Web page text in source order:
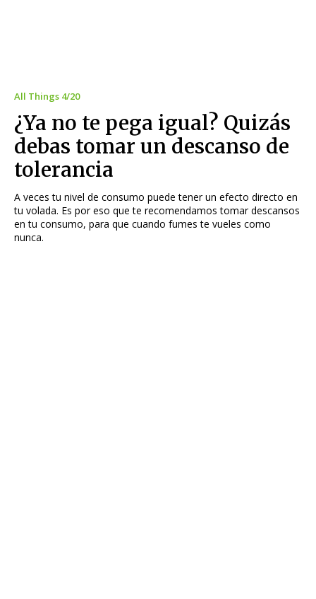
All Things 4/20
¿Ya no te pega igual? Quizás
debas tomar un descanso de
tolerancia
A veces tu nivel de consumo puede tener un efecto directo en
tu volada. Es por eso que te recomendamos tomar descansos
en tu consumo, para que cuando fumes te vueles como
nunca.